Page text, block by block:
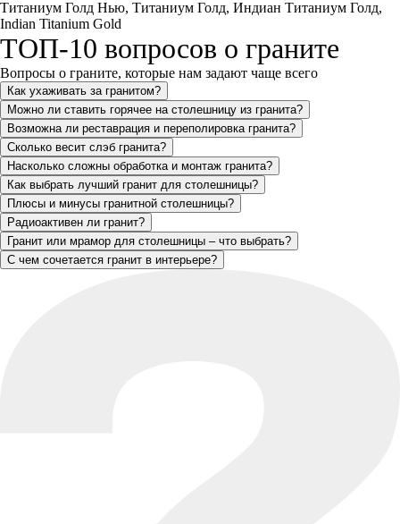
Титаниум Голд Нью, Титаниум Голд, Индиан Титаниум Голд,
Indian Titanium Gold
ТОП-10 вопросов о граните
Вопросы о граните, которые нам задают чаще всего
Как ухаживать за гранитом?
Можно ли ставить горячее на столешницу из гранита?
Возможна ли реставрация и переполировка гранита?
Сколько весит слэб гранита?
Насколько сложны обработка и монтаж гранита?
Как выбрать лучший гранит для столешницы?
Плюсы и минусы гранитной столешницы?
Радиоактивен ли гранит?
Гранит или мрамор для столешницы – что выбрать?
С чем сочетается гранит в интерьере?